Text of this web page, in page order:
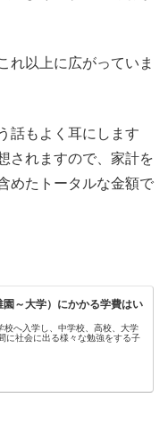
れ以上に広がっていま
話もよく耳にします
されますので、家計を
めたトータルな金額で
～大学）にかかる学費はい
校へ入学し、中学校、高校、大学
に社会に出る様々な勉強をする子